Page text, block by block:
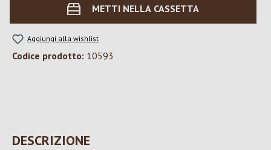
METTI NELLA CASSETTA
Aggiungi alla wishlist
Codice prodotto: 10593
DESCRIZIONE